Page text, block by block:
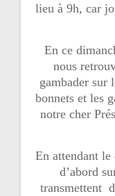
lieu à 9h, car
En ce
nous
gambader sur
bonnets et les
notre cher
En attendant
d’abord
transmettent